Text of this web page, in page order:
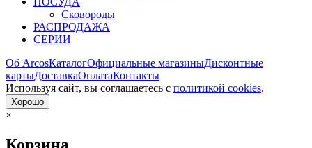
Сковороды
РАСПРОДАЖА
СЕРИИ
Об ArcosКаталогОфициальные магазиныДисконтные
картыДоставкаОплатаКонтакты
Используя сайт, вы согла­шаетесь с политикой cookies.
Хорошо
×